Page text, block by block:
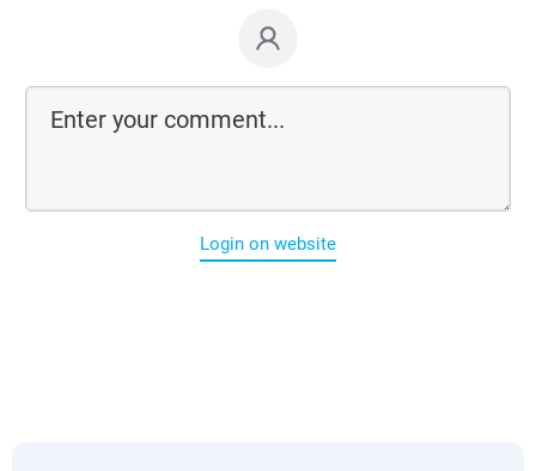
Login on website